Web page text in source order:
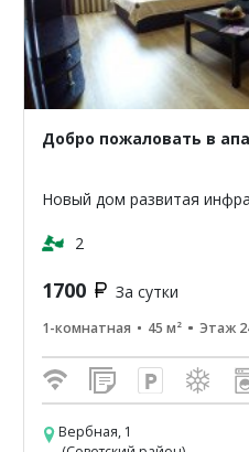
Добро пожаловать в
Новый дом развитая
2
1700 За сутки
1-комнатная 45 м² Этаж
Вербная, 1